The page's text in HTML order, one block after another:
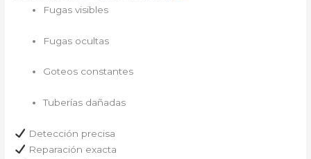
Fugas visibles
Fugas ocultas
Goteos constantes
Tuberías dañadas
Detección precisa
Reparación exacta